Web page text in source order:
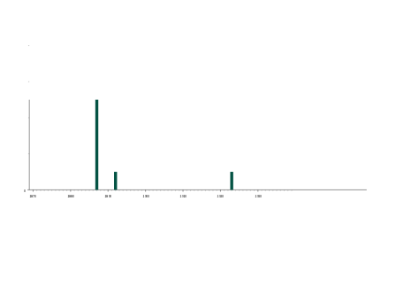
0
1870
1880 1890 1900 1910 1920 1930